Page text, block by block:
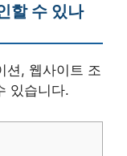
할 수 있나
션, 웹사이트 조
있습니다.